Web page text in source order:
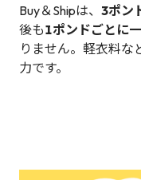
Buy＆Shipは、 3ポン
後も1ポンドごとに
りません。軽衣料な
力です。